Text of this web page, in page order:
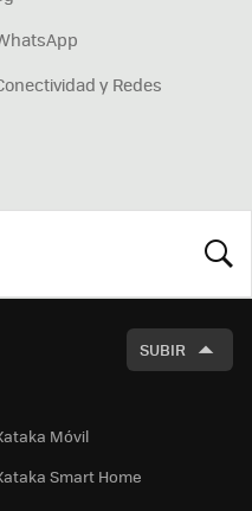
y Redes
SUBIR
Móvil
Smart Home